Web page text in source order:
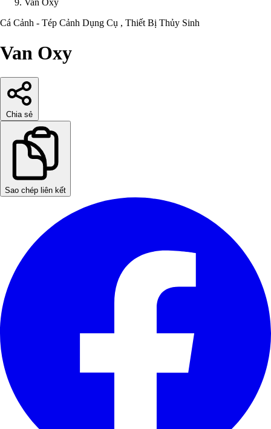
Van Oxy
Cá Cảnh - Tép Cảnh Dụng Cụ , Thiết Bị Thủy Sinh
Van Oxy
Chia sẻ
Sao chép liên kết